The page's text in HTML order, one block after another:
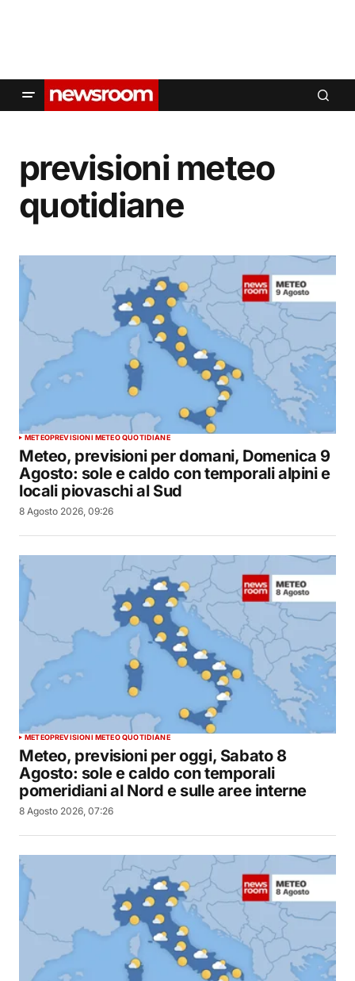
previsioni meteo
quotidiane
METEOPREVISIONI METEO QUOTIDIANE
Meteo, previsioni per domani, Domenica 9
Agosto: sole e caldo con temporali alpini e
locali piovaschi al Sud
8 Agosto 2026, 09:26
METEOPREVISIONI METEO QUOTIDIANE
Meteo, previsioni per oggi, Sabato 8
Agosto: sole e caldo con temporali
pomeridiani al Nord e sulle aree interne
8 Agosto 2026, 07:26